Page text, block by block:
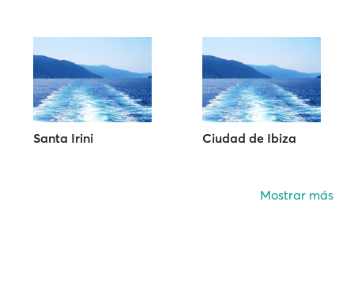
Santa Irini Ciudad de Ibiza
Mostrar más